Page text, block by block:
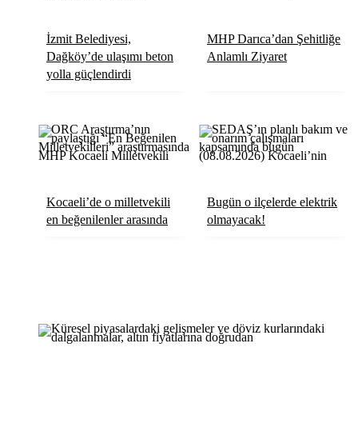
İzmit Belediyesi,
Dağköy’de ulaşımı beton
yolla güçlendirdi
MHP Darıca’dan Şehitliğe
Anlamlı Ziyaret
Kocaeli’de o milletvekili
en beğenilenler arasında
Bugün o ilçelerde elektrik
olmayacak!